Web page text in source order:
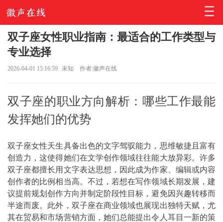
双子座女性职业指南：最适合的工作类型与
专业选择
2026-04-01 15:16:59 未知 作者:徽声在线
双子座的职业方向解析：哪些工作最能
发挥她们的优势
双子座女性天生具备出色的文字驾驭能力，思维敏捷且富有
创造力，这使得她们在文学创作领域往往能大放异彩。许多
双子座都擅长用文字表达思想，因此成为作家、编辑或内容
创作者的比例相当高。不过，若想在写作领域长期发展，建
议提前规划创作方向并制定阶段性目标，避免因兴趣转移而
半途而废。此外，双子座在商业领域也展现出独特天赋，尤
其在贸易和市场营销方面，她们总能提出令人耳目一新的策